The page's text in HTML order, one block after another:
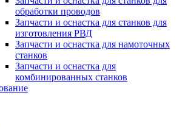
обработки проводов
Запчасти и оснастка для станков для
изготовления РВД
Запчасти и оснастка для намоточных
станков
Запчасти и оснастка для
комбинированных станков